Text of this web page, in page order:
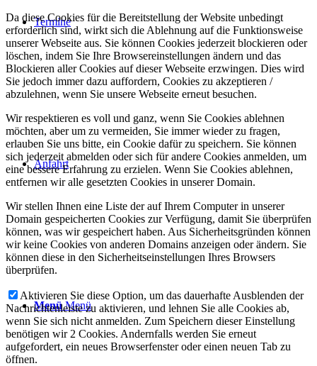
Termine
Anfahrt
Menü Menü
Da diese Cookies für die Bereitstellung der Website unbedingt
erforderlich sind, wirkt sich die Ablehnung auf die Funktionsweise
unserer Webseite aus. Sie können Cookies jederzeit blockieren oder
löschen, indem Sie Ihre Browsereinstellungen ändern und das
Blockieren aller Cookies auf dieser Webseite erzwingen. Dies wird
Sie jedoch immer dazu auffordern, Cookies zu akzeptieren /
abzulehnen, wenn Sie unsere Webseite erneut besuchen.
Wir respektieren es voll und ganz, wenn Sie Cookies ablehnen
möchten, aber um zu vermeiden, Sie immer wieder zu fragen,
erlauben Sie uns bitte, ein Cookie dafür zu speichern. Sie können
sich jederzeit abmelden oder sich für andere Cookies anmelden, um
eine bessere Erfahrung zu erzielen. Wenn Sie Cookies ablehnen,
entfernen wir alle gesetzten Cookies in unserer Domain.
Wir stellen Ihnen eine Liste der auf Ihrem Computer in unserer
Domain gespeicherten Cookies zur Verfügung, damit Sie überprüfen
können, was wir gespeichert haben. Aus Sicherheitsgründen können
wir keine Cookies von anderen Domains anzeigen oder ändern. Sie
können diese in den Sicherheitseinstellungen Ihres Browsers
überprüfen.
Aktivieren Sie diese Option, um das dauerhafte Ausblenden der
Nachrichtenleiste zu aktivieren, und lehnen Sie alle Cookies ab,
wenn Sie sich nicht anmelden. Zum Speichern dieser Einstellung
benötigen wir 2 Cookies. Andernfalls werden Sie erneut
aufgefordert, ein neues Browserfenster oder einen neuen Tab zu
öffnen.